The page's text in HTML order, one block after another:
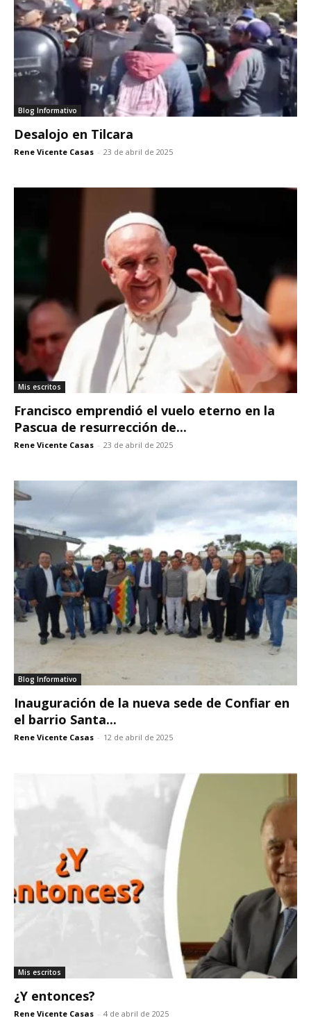
Blog Informativo
Desalojo en Tilcara
Rene Vicente Casas - 23 de abril de 2025
Mis escritos
Francisco emprendió el vuelo eterno en la
Pascua de resurrección de...
Rene Vicente Casas - 23 de abril de 2025
Blog Informativo
Inauguración de la nueva sede de Confiar en
el barrio Santa...
Rene Vicente Casas - 12 de abril de 2025
Mis escritos
¿Y entonces?
Rene Vicente Casas - 4 de abril de 2025